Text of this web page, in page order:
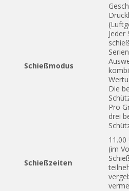
Schießmodus
Jeder
Die
Pro
drei
Schießzeiten
11.00
(im